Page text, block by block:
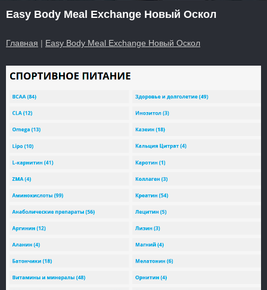
Easy Body Meal Exchange Новый Оскол
Главная | Easy Body Meal Exchange Новый Оскол